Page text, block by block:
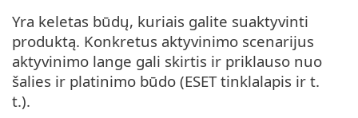
Yra keletas būdų, kuriais galite suaktyvinti
produktą. Konkretus aktyvinimo scenarijus
aktyvinimo lange gali skirtis ir priklauso nuo
šalies ir platinimo būdo (ESET tinklalapis ir t.
t.).